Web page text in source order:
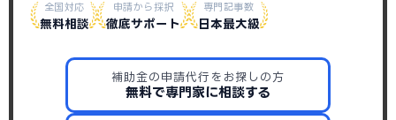
全国対応
無料相談
申請から採択
徹底サポート
専門記事数
日本最大級
補助金の申請代行をお探しの方
無料で専門家に相談する